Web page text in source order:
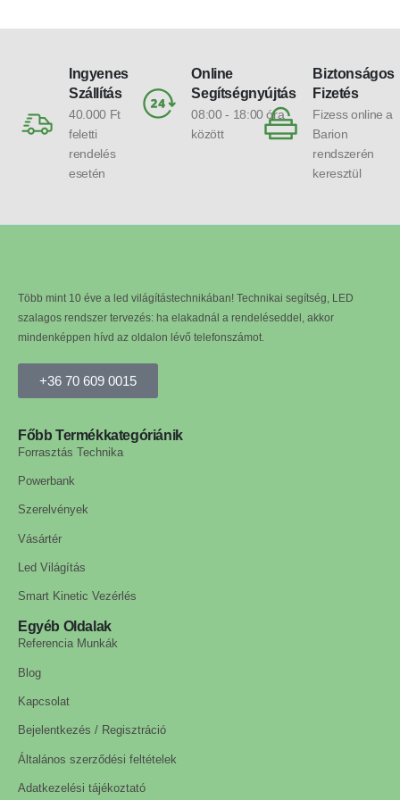
Ingyenes
Szállítás
40.000 Ft
feletti
rendelés
esetén
Online
Segítségnyújtás
08:00 - 18:00 óra
között
Biztonságos
Fizetés
Fizess online a
Barion
rendszerén
keresztül
Több mint 10 éve a led világítástechnikában! Technikai segítség, LED
szalagos rendszer tervezés: ha elakadnál a rendeléseddel, akkor
mindenképpen hívd az oldalon lévő telefonszámot.
+36 70 609 0015
Főbb Termékkategóriánik
Forrasztás Technika
Powerbank
Szerelvények
Vásártér
Led Világítás
Smart Kinetic Vezérlés
Egyéb Oldalak
Referencia Munkák
Blog
Kapcsolat
Bejelentkezés / Regisztráció
Általános szerződési feltételek
Adatkezelési tájékoztató